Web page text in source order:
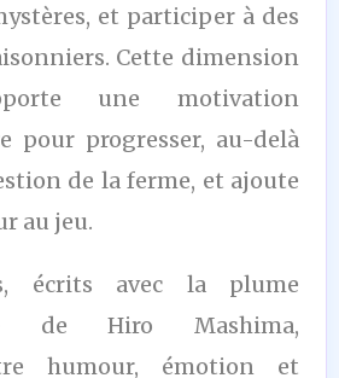
et participer à des
Cette dimension
une motivation
pour progresser, au-delà
de la ferme, et ajoute
au jeu.
écrits avec la plume
de Hiro Mashima,
humour, émotion et